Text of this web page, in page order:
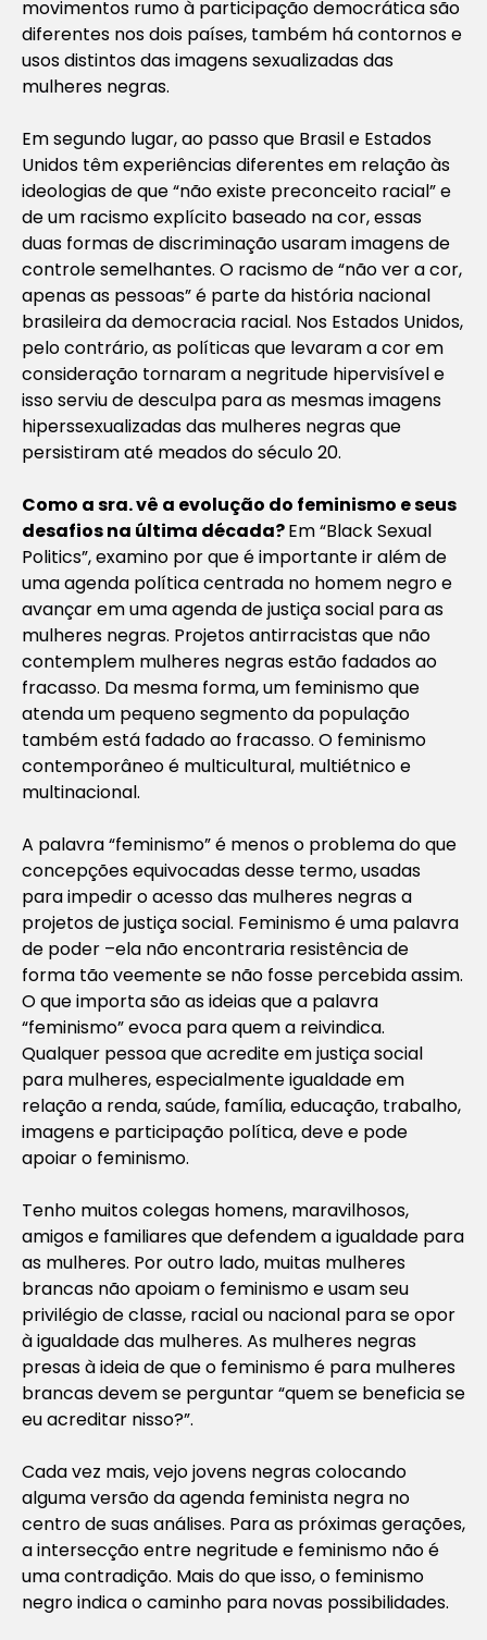
movimentos rumo à participação democrática são
diferentes nos dois países, também há contornos e
usos distintos das imagens sexualizadas das
mulheres negras.
Em segundo lugar, ao passo que Brasil e Estados
Unidos têm experiências diferentes em relação às
ideologias de que “não existe preconceito racial” e
de um racismo explícito baseado na cor, essas
duas formas de discriminação usaram imagens de
controle semelhantes. O racismo de “não ver a cor,
apenas as pessoas” é parte da história nacional
brasileira da democracia racial. Nos Estados Unidos,
pelo contrário, as políticas que levaram a cor em
consideração tornaram a negritude hipervisível e
isso serviu de desculpa para as mesmas imagens
hiperssexualizadas das mulheres negras que
persistiram até meados do século 20.
Como a sra. vê a evolução do feminismo e seus
desafios na última década?Em “Black Sexual
Politics”, examino por que é importante ir além de
uma agenda política centrada no homem negro e
avançar em uma agenda de justiça social para as
mulheres negras. Projetos antirracistas que não
contemplem mulheres negras estão fadados ao
fracasso. Da mesma forma, um feminismo que
atenda um pequeno segmento da população
também está fadado ao fracasso. O feminismo
contemporâneo é multicultural, multiétnico e
multinacional.
A palavra “feminismo” é menos o problema do que
concepções equivocadas desse termo, usadas
para impedir o acesso das mulheres negras a
projetos de justiça social. Feminismo é uma palavra
de poder –ela não encontraria resistência de
forma tão veemente se não fosse percebida assim.
O que importa são as ideias que a palavra
“feminismo” evoca para quem a reivindica.
Qualquer pessoa que acredite em justiça social
para mulheres, especialmente igualdade em
relação a renda, saúde, família, educação, trabalho,
imagens e participação política, deve e pode
apoiar o feminismo.
Tenho muitos colegas homens, maravilhosos,
amigos e familiares que defendem a igualdade para
as mulheres. Por outro lado, muitas mulheres
brancas não apoiam o feminismo e usam seu
privilégio de classe, racial ou nacional para se opor
à igualdade das mulheres. As mulheres negras
presas à ideia de que o feminismo é para mulheres
brancas devem se perguntar “quem se beneficia se
eu acreditar nisso?”.
Cada vez mais, vejo jovens negras colocando
alguma versão da agenda feminista negra no
centro de suas análises. Para as próximas gerações,
a intersecção entre negritude e feminismo não é
uma contradição. Mais do que isso, o feminismo
negro indica o caminho para novas possibilidades.